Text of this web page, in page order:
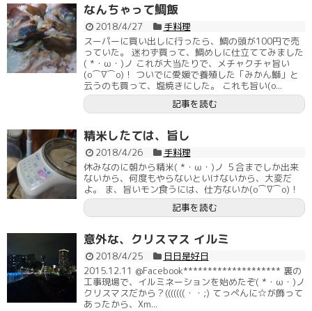
なんちゃって鯛飯
2018/4/27
手料理
スーパーに買い出しに行ったら、鯛の頭が100円で売
っていた。 迷わず買って、鯛めしに仕立ててみました
( *・ω・)ノ これが大当たりで、メチャクチャ旨い
(o⌒∇⌒o)！ ついでに愛媛で養殖した「みかん鰤」と
云うのも買って、塩焼きにした。 これも旨い(o...
記事を読む
精米したては、旨し
2018/4/26
手料理
休みなのに朝から精米( *・ω・)ノ ５合までしか出来
ないから、何度もやらないといけないから、大変だ
よ。 ま、旨いモン食うには、仕方ないか(o⌒∇⌒o)！
記事を読む
意外な、クリスマス イルミ
2018/4/25
日日是好日
2015.12.11 @Facebook******************** 裏の
工事現場で、イルミネーションを始めたぞ( *・ω・)ノ
クリスマスだから？(((((((・・;) てっぺんに☆が飾って
あったから、Xm...